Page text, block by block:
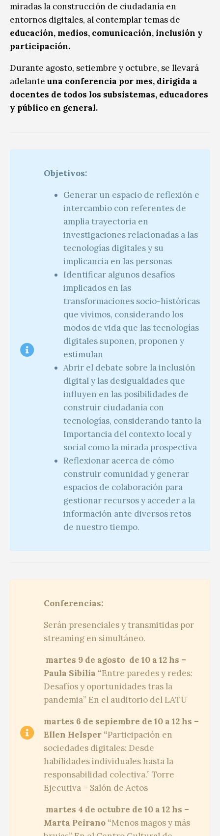
miradas la construcción de ciudadanía en
entornos digitales, al contemplar temas de
educación, medios, comunicación, inclusión y
participación.
Durante agosto, setiembre y octubre, se llevará
adelanteuna conferencia por mes, dirigida a
docentes de todos los subsistemas, educadores
y público en general.
Objetivos:
Generar un espacio de reflexión e
intercambio con referentes de
amplia trayectoria en
investigaciones relacionadas a las
tecnologías digitales y su
implicancia en las personas
Identificar algunos desafíos
implicados en las
transformaciones socio-históricas
que vivimos, considerando los
modos de vida que las tecnologías
digitales suponen, proponen y
estimulan
Abrir el debate sobre la inclusión
digital y las desigualdades que
influyen en las posibilidades de
construir ciudadanía con
tecnologías, considerando tanto la
Importancia del contexto local y
social como la mirada prospectiva
Reflexionar acerca de cómo
construir comunidad y generar
espacios de colaboración para
gestionar recursos y acceder a la
información ante diversos retos
de nuestro tiempo.
Conferencias:
Serán presenciales y transmitidas por
streaming en simultáneo.
martes 9 de agosto de 10 a 12 hs –
Paula Sibilia “Entre paredes y redes:
Desafíos y oportunidades tras la
pandemia” En el auditorio del LATU
martes 6 de sepiembre de 10 a 12 hs –
Ellen Helsper “Participación en
sociedades digitales: Desde
habilidades individuales hasta la
responsabilidad colectiva.” Torre
Ejecutiva – Salón de Actos
martes 4 de octubre de 10 a 12 hs –
Marta Peirano “Menos magos y más